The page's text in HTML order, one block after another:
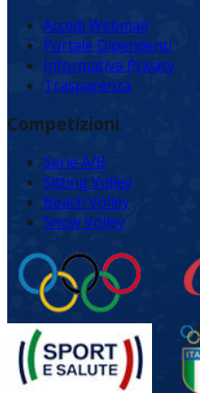
Accedi Webmail
Portale Dipendenti
Informativa Privacy
Trasparenza
Competizioni
Serie A/B
Sitting Volley
Beach Volley
Snow Volley